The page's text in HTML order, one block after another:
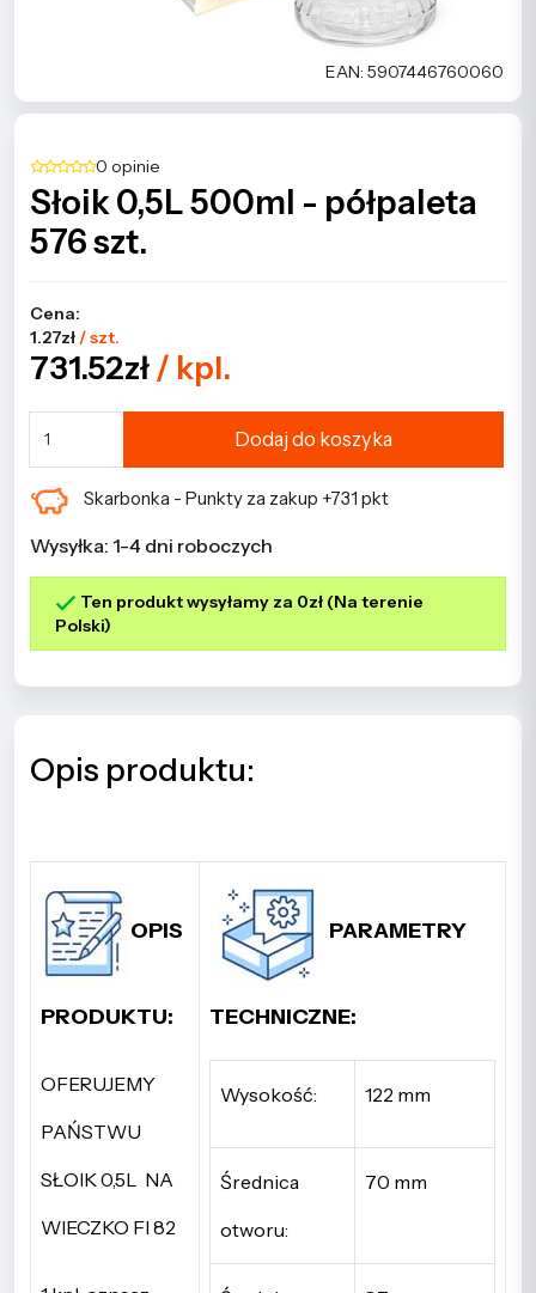
EAN: 5907446760060
0 opinie
Słoik 0,5L 500ml - półpaleta
576 szt.
Cena:
1.27zł / szt.
731.52zł/ kpl.
Dodaj do koszyka
Skarbonka - Punkty za zakup +731 pkt
Wysyłka: 1-4 dni roboczych
Ten produkt wysyłamy za 0zł (Na terenie
Polski)
Opis produktu:
OPIS
PRODUKTU:
OFERUJEMY
PAŃSTWU
SŁOIK 0,5L NA
WIECZKO FI 82
PARAMETRY
TECHNICZNE:
Wysokość: 122 mm
Średnica
otworu:
70 mm